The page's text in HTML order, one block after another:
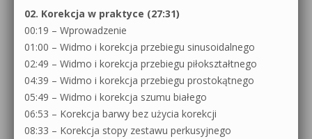
02. Korekcja w praktyce (27:31)
00:19 – Wprowadzenie
01:00 – Widmo i korekcja przebiegu sinusoidalnego
02:49 – Widmo i korekcja przebiegu piłokształtnego
04:39 – Widmo i korekcja przebiegu prostokątnego
05:49 – Widmo i korekcja szumu białego
06:53 – Korekcja barwy bez użycia korekcji
08:33 – Korekcja stopy zestawu perkusyjnego